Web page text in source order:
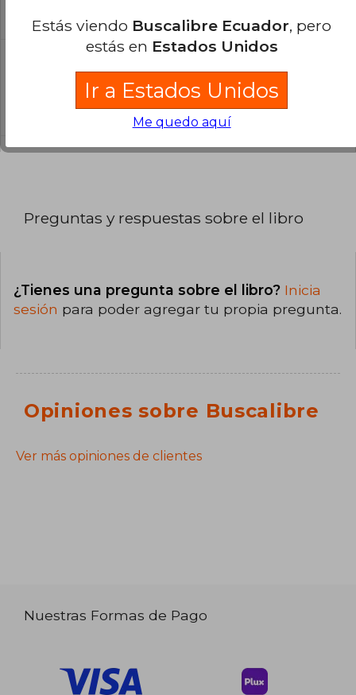
La encuadernación de esta edición es Tapa
Preguntas y respuestas sobre el libro
¿Tienes una pregunta sobre el libro? Inicia
sesión para poder agregar tu propia pregunta.
Opiniones sobre Buscalibre
Ver más opiniones de clientes
Nuestras Formas de Pago
Estás viendo Buscalibre Ecuador, pero
estás en Estados Unidos
Ir a Estados Unidos
Me quedo aquí